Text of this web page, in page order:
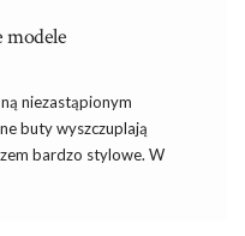
modele
niezastąpionym
buty wyszczuplają
bardzo stylowe. W